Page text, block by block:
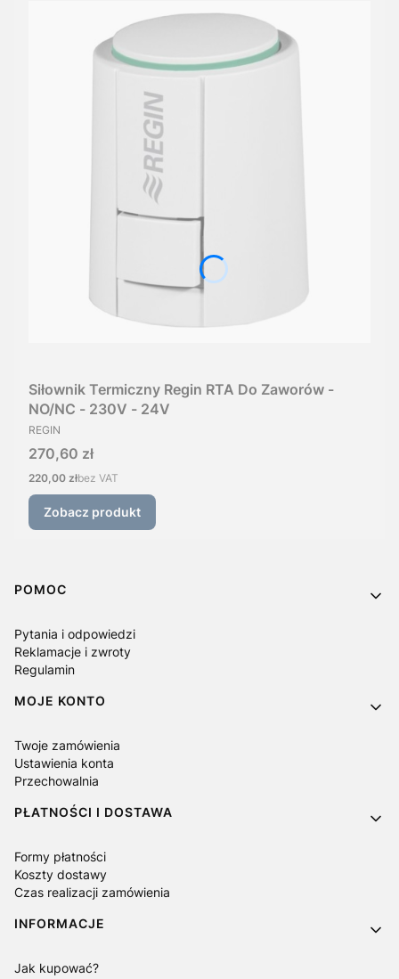
Siłownik Termiczny Regin RTA Do Zaworów -
NO/NC - 230V - 24V
PRODUCENT
REGIN
Cena
270,60 zł
Cena
220,00 złbez VAT
Zobacz produkt
Linki w stopce
POMOC
Pytania i odpowiedzi
Reklamacje i zwroty
Regulamin
MOJE KONTO
Twoje zamówienia
Ustawienia konta
Przechowalnia
PŁATNOŚCI I DOSTAWA
Formy płatności
Koszty dostawy
Czas realizacji zamówienia
INFORMACJE
Jak kupować?